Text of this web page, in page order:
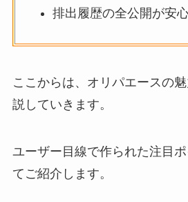
排出履歴の全公開が安
ここからは、オリパエースの
説していきます。
ユーザー目線で作られた注目
てご紹介します。